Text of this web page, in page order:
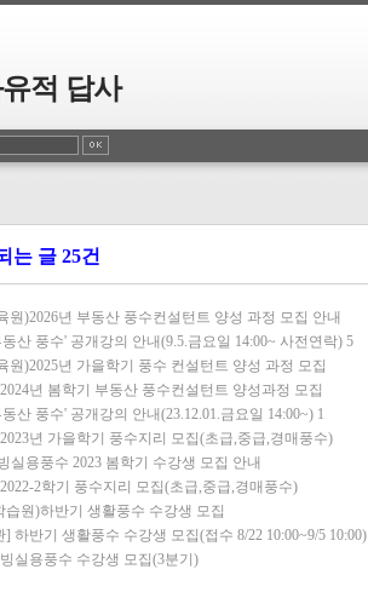
적 답사
는 글 25건
원)2026년 부동산 풍수컨설턴트 양성 과정 모집 안내
산 풍수' 공개강의 안내(9.5.금요일 14:00~ 사전연락) 5
원)2025년 가을학기 풍수 컨설턴트 양성 과정 모집
년 봄학기 부동산 풍수컨설턴트 양성과정 모집
산 풍수' 공개강의 안내(23.12.01.금요일 14:00~) 1
년 가을학기 풍수지리 모집(초급,중급,경매풍수)
실용풍수 2023 봄학기 수강생 모집 안내
2학기 풍수지리 모집(초급,중급,경매풍수)
습원)하반기 생활풍수 수강생 모집
하반기 생활풍수 수강생 모집(접수 8/22 10:00~9/5 10:00)
실용풍수 수강생 모집(3분기)